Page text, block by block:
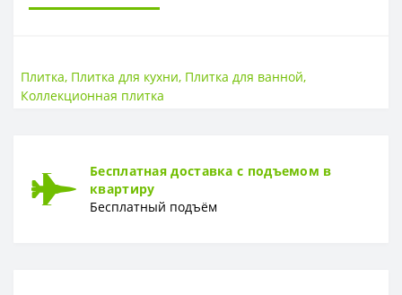
Размер
Тип
Поверхность Глянцевая, гладкая
Плитка, Плитка для кухни, Плитка для ванной,
Коллекционная плитка
Бесплатная доставка с подъемом в
квартиру
Бесплатный подъём